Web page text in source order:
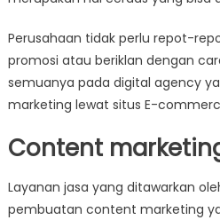
Perusahaan tidak perlu repot-
promosi atau beriklan dengan
semuanya pada digital agency
marketing lewat situs E-
Content
Layanan jasa yang ditawarkan
pembuatan content marketing